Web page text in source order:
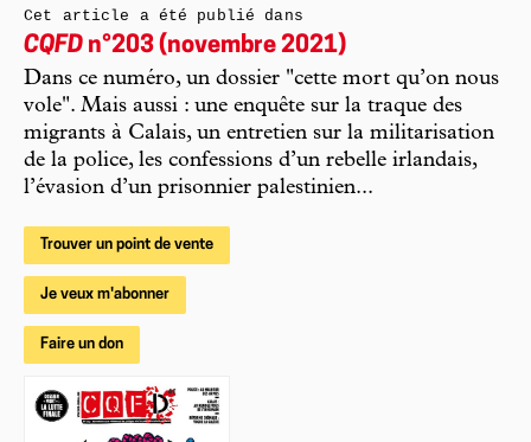
Cet article a été publié dans
CQFD n°203 (novembre 2021)
Dans ce numéro, un dossier "cette mort qu’on nous
vole". Mais aussi : une enquête sur la traque des
migrants à Calais, un entretien sur la militarisation
de la police, les confessions d’un rebelle irlandais,
l’évasion d’un prisonnier palestinien...
Trouver un point de vente
Je veux m'abonner
Faire un don